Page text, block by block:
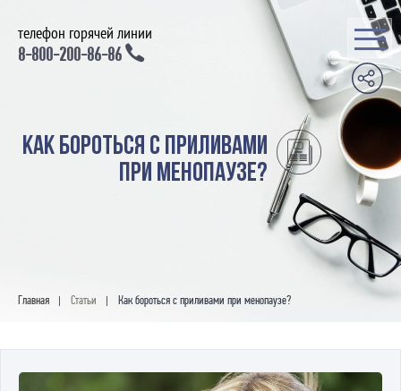
телефон горячей линии
8-800-200-86-86
Как бороться с приливами
при менопаузе?
Главная Статьи Как бороться с приливами при менопаузе?